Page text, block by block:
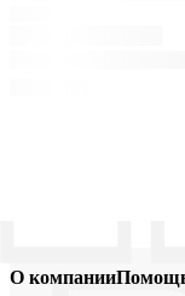
О компании